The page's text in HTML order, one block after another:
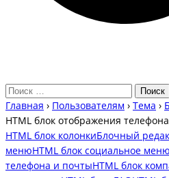
Главная › Пользователям › Тема ›
HTML блок отображения
HTML блок колонкиБлочный
менюHTML блок социальное меню
телефона и почтыHTML блок